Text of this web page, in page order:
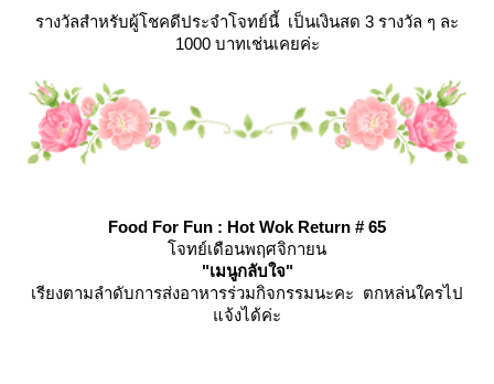
รางวัลสำหรับผู้โชคดีประจำโจทย์นี้ เป็นเงินสด 3 รางวัล ๆ ละ
1000 บาทเช่นเคยค่ะ
Food For Fun : Hot Wok Return # 65
จทย์เดือนพฤศจิกายน
"เมนูกลับใจ"
เรียงตามลำดับการส่งอาหารร่วมกิจกรรมนะคะ ตกหล่นใครไป
จ้งได้ค่ะ